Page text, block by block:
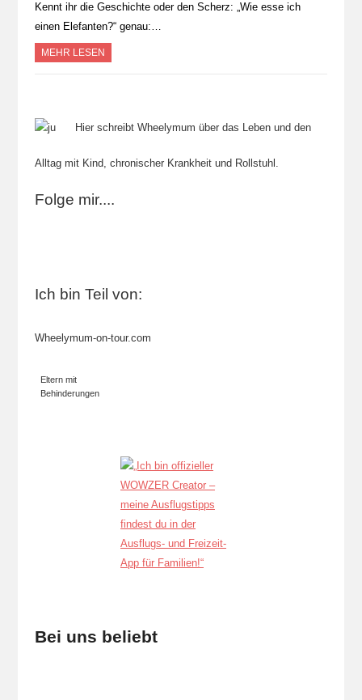
Kennt ihr die Geschichte oder den Scherz: „Wie esse ich
einen Elefanten?“ genau:…
MEHR LESEN
Hier schreibt Wheelymum über das Leben und den
Alltag mit Kind, chronischer Krankheit und Rollstuhl.
Folge mir....
Ich bin Teil von:
Wheelymum-on-tour.com
Eltern mit
Behinderungen
Bei uns beliebt